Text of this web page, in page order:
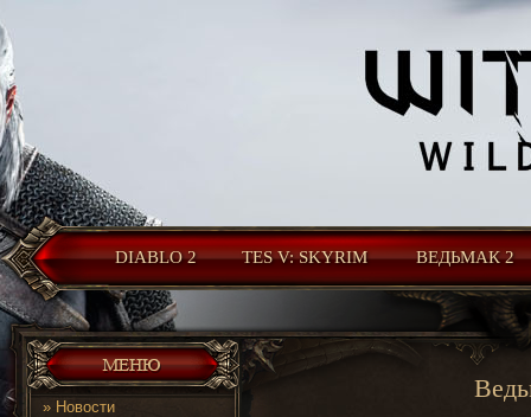
DIABLO 2 TES V: SKYRIM ВЕДЬМАК 2
» Новости